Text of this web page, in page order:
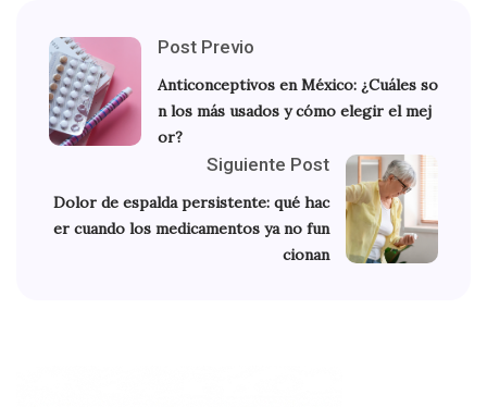
Post Previo
Anticonceptivos en México: ¿Cuáles so
n los más usados y cómo elegir el mej
or?
Siguiente Post
Dolor de espalda persistente: qué hac
er cuando los medicamentos ya no fun
cionan